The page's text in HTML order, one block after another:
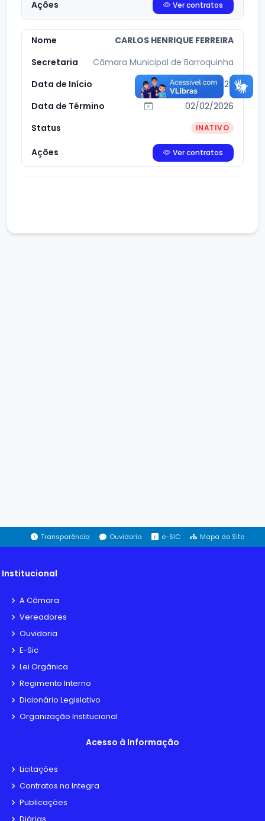
Ver contratos
CARLOS HENRIQUE FERREIRA
Câmara Municipal de Barroquinha
02/07/2025
02/02/2026
INATIVO
Ver contratos
Transparência Ouvidoria e-SIC Mapa do Site
Institucional
A Câmara
Vereadores
Ouvidoria
E-Sic
Lei Orgânica
Regimento Interno
Dicionário Legislativo
Organização Institucional
Acesso à Informação
Licitações
Contratos na Integra
Publicações
Diárias